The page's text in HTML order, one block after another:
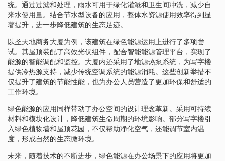
统。通过过滤和处理，雨水可用于绿化灌溉和卫生间冲洗，减少自
来水使用量。结合节水型设备的应用，整体水资源使用效率得到显
著提升，进一步降低建筑的生态足迹。
以圣天地商务大厦为例，该建筑在绿色能源运用上进行了多项尝
试。其屋顶装配了高效光伏组件，配合智能能源管理平台，实现了
能源的智能调配和监控。大厦内还采用了地源热泵系统，为写字楼
提供冷热源支持，减少传统空调系统的能源消耗。这些创新举措不
仅提升了建筑的节能性能，也为办公人员营造了更加环保和舒适的
工作环境。
绿色能源的应用同样带动了办公空间的设计理念革新。采用可持续
材料和模块化设计，降低建筑生命周期的环境影响。部分写字楼引
入绿色植物墙和屋顶花园，不仅帮助净化空气，还能调节室内温
度，形成自然的生态微环境。
未来，随着技术的不断进步，绿色能源在办公场景下的应用将更加